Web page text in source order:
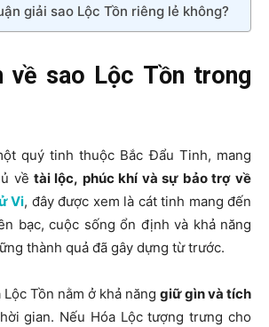
giải sao Lộc Tồn riêng lẻ không?
về sao Lộc Tồn trong
quý tinh thuộc Bắc Đẩu Tinh, mang
về tài lộc, phúc khí và sự bảo trợ về
Vi, đây được xem là cát tinh mang đến
bạc, cuộc sống ổn định và khả năng
thành quả đã gây dựng từ trước.
Tồn nằm ở khả năng giữ gìn và tích
gian. Nếu Hóa Lộc tượng trưng cho